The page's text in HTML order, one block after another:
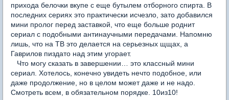
прихода белочки вкупе с еще бутылем отборного спирта. В
последних сериях это практически исчезло, зато добавился
мини пролог перед заставкой, что еще больше роднит
сериал с подобными антинаучными передачами. Напомню
лишь, что на ТВ это делается на серьезных щщах, а
Гаврилов пиздато над этим угорает.
Что могу сказать в завершении… это классный мини
сериал. Хотелось, конечно увидеть нечто подобное, или
даже продолжение, но в целом может даже и не надо.
Смотреть всем, в обязательном порядке. 10из10!